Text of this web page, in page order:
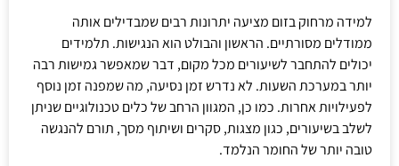
למידה מרחוק בזום מציעה יתרונות רבים שמבדילים אותה
ממודלים מסורתיים. הראשון והבולט הוא הנגישות. תלמידים
יכולים להתחבר לשיעורים מכל מקום, דבר שמאפשר גמישות רבה
יותר במערכת השעות. לא נדרש זמן נסיעה, מה שמפנה זמן נוסף
לפעילויות אחרות. כמו כן, המגוון הרחב של כלים טכנולוגיים שניתן
לשלב בשיעורים, כגון מצגות, סקרים ושיתוף מסך, תורם להנגשה
טובה יותר של החומר הנלמד.